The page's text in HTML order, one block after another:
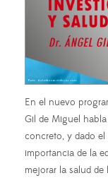
En el nuevo
Gil de Miguel
concreto, y dado
importancia de la
mejorar la salud